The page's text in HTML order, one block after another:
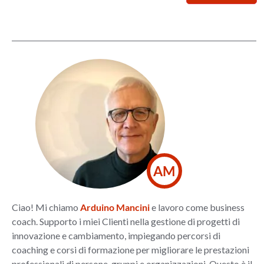
AM
Ciao! Mi chiamo Arduino Mancinie lavoro come business
coach. Supporto i miei Clienti nella gestione di progetti di
innovazione e cambiamento, impiegando percorsi di
coaching e corsi di formazione per migliorare le prestazioni